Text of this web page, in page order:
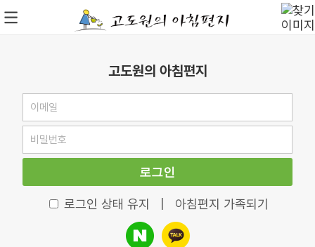
고도원의 아침편지
로그인
로그인 상태 유지 아침편지 가족되기